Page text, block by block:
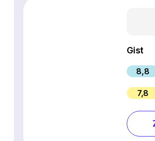
Gist
8,8
7,8